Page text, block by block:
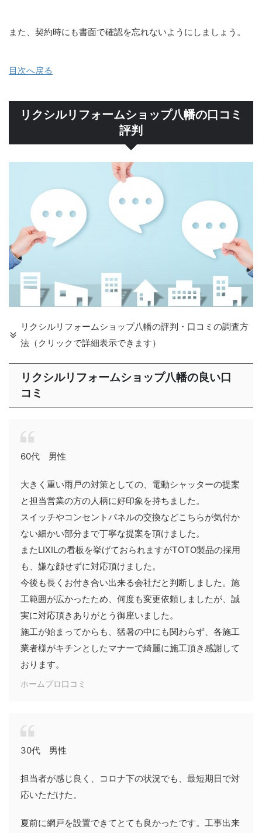
また、契約時にも書面で確認を忘れないようにしましょう。
目次へ戻る
リクシルリフォームショップ八幡の口コミ
評判
リクシルリフォームショップ八幡の評判・口コミの調査方
法（クリックで詳細表示できます）
リクシルリフォームショップ八幡の良い口
コミ
60代 男性
大きく重い雨戸の対策としての、電動シャッターの提案
と担当営業の方の人柄に好印象を持ちました。
スイッチやコンセントパネルの交換などこちらが気付か
ない細かい部分まで丁寧な提案を頂けました。
またLIXILの看板を挙げておられますがTOTO製品の採用
も、嫌な顔せずに対応頂けました。
今後も長くお付き合い出来る会社だと判断しました。施
工範囲が広かったため、何度も変更依頼しましたが、誠
実に対応頂きありがとう御座いました。
施工が始まってからも、猛暑の中にも関わらず、各施工
業者様がキチンとしたマナーで綺麗に施工頂き感謝して
おります。
ホームプロ口コミ
30代 男性
担当者が感じ良く、コロナ下の状況でも、最短期日で対
応いただけた。
夏前に網戸を設置できてとても良かったです。工事出来